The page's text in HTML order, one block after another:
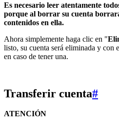
Es necesario leer atentamente
porque al borrar su cuenta
contenidos en ella.
Ahora simplemente haga clic en "
listo, su cuenta será eliminada y con
en caso de tener una.
Transferir cuenta#
ATENCIÓN